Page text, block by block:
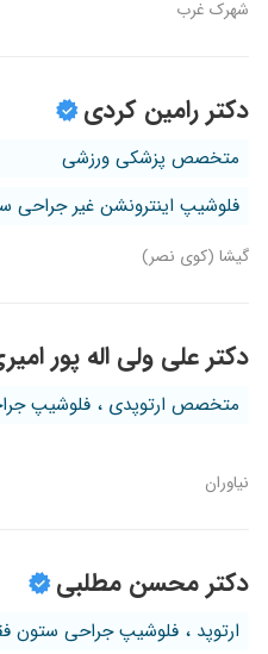
شهرک غرب
دکتر رامین کردی
متخصص پزشکی ورزشی
فلوشیپ اینترونشن غیر جراحی
گیشا (کوی نصر)
دکتر علی ولی اله پور
متخصص ارتوپدی ، فلوشیپ
نیاوران
دکتر محسن مطلبی
ارتوپد ، فلوشیپ جراحی ستون